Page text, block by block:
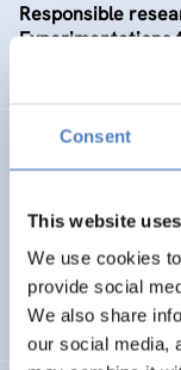
Consent
This website
We use cookies
provide social
We also share
our social media,
Responsible
Experimentations
globalisation and
prosperity in
ARBEIT &